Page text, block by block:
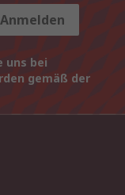
Anmelden
uns bei
gemäß der